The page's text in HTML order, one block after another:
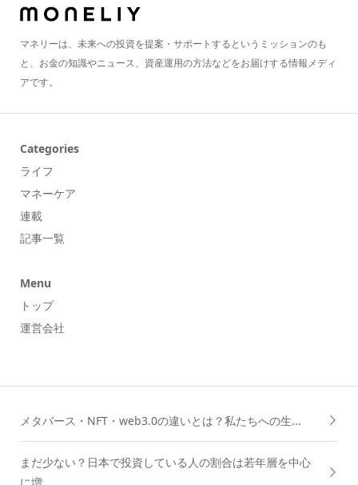
マネリーは、未来への投資を提案・サポートするというミッションのも
と、お金の知識やニュース、資産運用の方法などをお届けする情報メディ
アです。
Categories
ライフ
マネーケア
連載
記事一覧
Menu
トップ
運営会社
メタバース・NFT・web3.0の違いとは？私たちへの生...
まだ少ない？日本で投資している人の割合は若年層を中心
に増...